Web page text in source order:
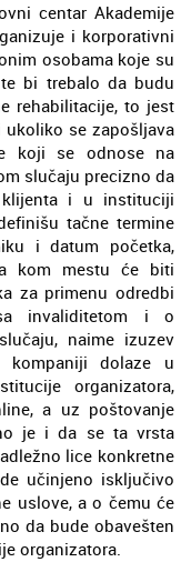
centar Akademije
i korporativni
osobama koje su
bi trebalo da budu
rehabilitacije, to jest
se zapošljava
koji se odnose na
slučaju precizno da
i u instituciji
tačne termine
i datum početka,
kom mestu će biti
za primenu odredbi
invaliditetom i o
naime izuzev
dolaze u
organizatora,
a uz poštovanje
je i da se ta vrsta
lice konkretne
učinjeno isključivo
uslove, a o čemu će
da bude obavešten
organizatora.